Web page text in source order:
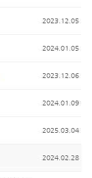
2023.12.05
2024.01.05
2023.12.06
2024.01.09
2025.03.04
2024.02.28